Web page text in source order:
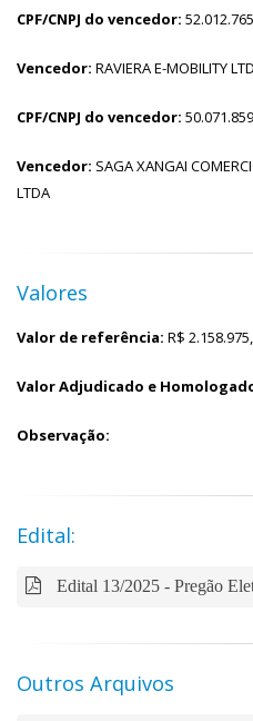
CPF/CNPJ do vencedor:
Vencedor: RAVIERA E-MOBILITY
CPF/CNPJ do vencedor:
Vencedor: SAGA XANGAI
LTDA
Valores
Valor de referência: R$
Valor Adjudicado e
Observação:
Edital:
Edital 13/2025 - Pregão
Outros Arquivos